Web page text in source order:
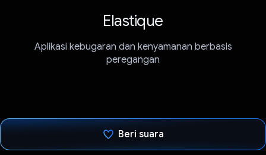
Elastique
Aplikasi kebugaran dan kenyamanan berbasis
peregangan
Beri suara